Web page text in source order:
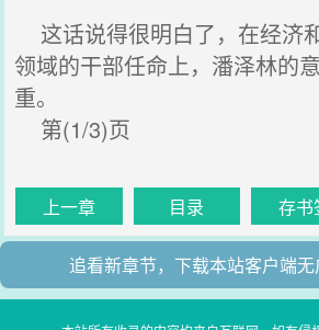
这话说得很明白了，在经济
领域的干部任命上，潘泽林的
重。
第(1/3)页
上一章 目录 存书
追看新章节，下载本站客户端